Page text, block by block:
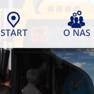
START O NAS